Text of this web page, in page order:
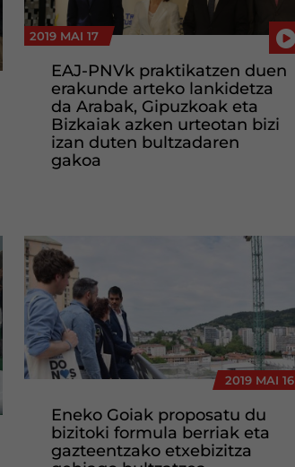
2019 MAI 17
EAJ-PNVk praktikatzen duen
erakunde arteko lankidetza
da Arabak, Gipuzkoak eta
Bizkaiak azken urteotan bizi
izan duten bultzadaren
gakoa
2019 MAI 16
Eneko Goiak proposatu du
bizitoki formula berriak eta
gazteentzako etxebizitza